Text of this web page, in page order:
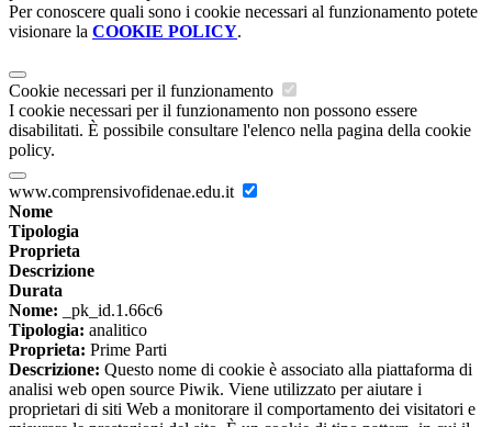
Per conoscere quali sono i cookie necessari al funzionamento potete
visionare la COOKIE POLICY.
Cookie necessari per il funzionamento
I cookie necessari per il funzionamento non possono essere
disabilitati. È possibile consultare l'elenco nella pagina della cookie
policy.
www.comprensivofidenae.edu.it
Nome
Tipologia
Proprieta
Descrizione
Durata
Nome: _pk_id.1.66c6
Tipologia: analitico
Proprieta: Prime Parti
Descrizione: Questo nome di cookie è associato alla piattaforma di
analisi web open source Piwik. Viene utilizzato per aiutare i
proprietari di siti Web a monitorare il comportamento dei visitatori e